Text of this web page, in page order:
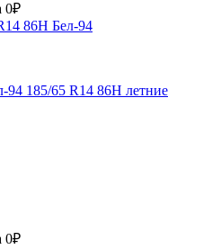
0₽
185/65 R14 86H летние
0₽